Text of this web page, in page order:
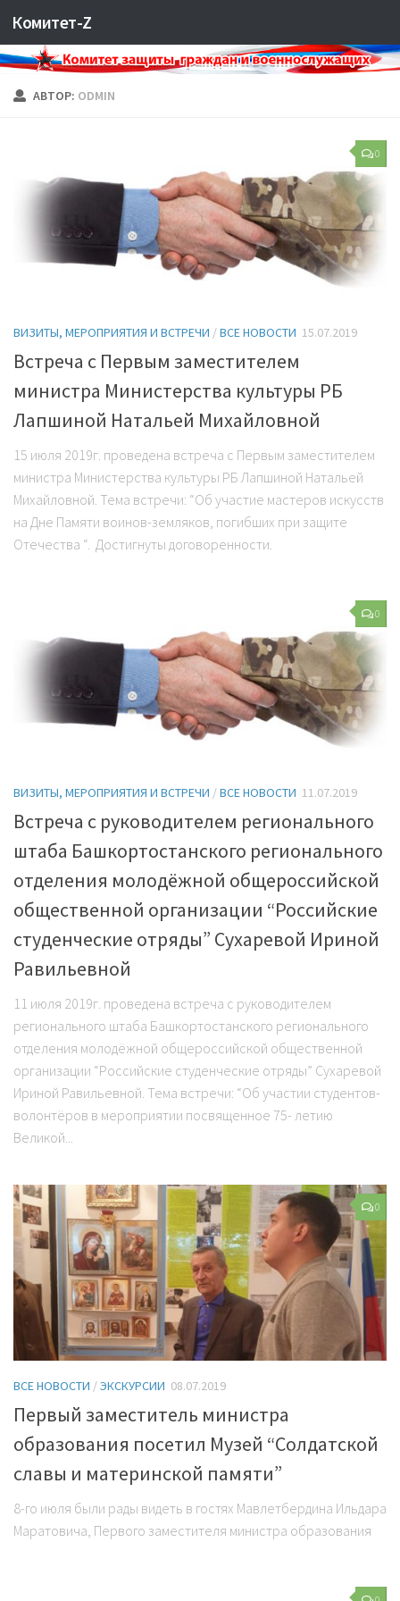
Комитет-Z
АВТОР: ODMIN
0
ВИЗИТЫ, МЕРОПРИЯТИЯ И ВСТРЕЧИ /ВСЕ НОВОСТИ 15.07.2019
Встреча с Первым заместителем
министра Министерства культуры РБ
Лапшиной Натальей Михайловной
15 июля 2019г. проведена встреча с Первым заместителем
министра Министерства культуры РБ Лапшиной Натальей
Михайловной. Тема встречи: “Об участие мастеров искусств
на Дне Памяти воинов-земляков, погибших при защите
Отечества “. Достигнуты договоренности.
0
ВИЗИТЫ, МЕРОПРИЯТИЯ И ВСТРЕЧИ /ВСЕ НОВОСТИ 11.07.2019
Встреча с руководителем регионального
штаба Башкортостанского регионального
отделения молодёжной общероссийской
общественной организации “Российские
студенческие отряды” Сухаревой Ириной
Равильевной
11 июля 2019г. проведена встреча с руководителем
регионального штаба Башкортостанского регионального
отделения молодёжной общероссийской общественной
организации “Российские студенческие отряды” Сухаревой
Ириной Равильевной. Тема встречи: “Об участии студентов-
волонтёров в мероприятии посвященное 75- летию
Великой...
0
ВСЕ НОВОСТИ /ЭКСКУРСИИ 08.07.2019
Первый заместитель министра
образования посетил Музей “Солдатской
славы и материнской памяти”
8-го июля были рады видеть в гостях Мавлетбердина Ильдара
Маратовича, Первого заместителя министра образования